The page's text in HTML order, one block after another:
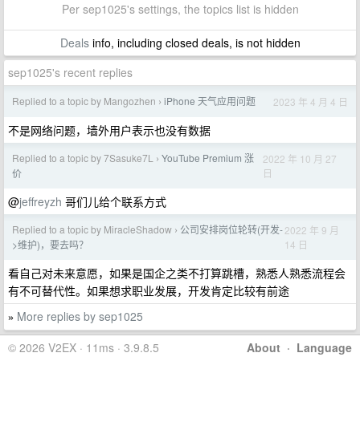
Per sep1025's settings, the topics list is hidden
Dealsinfo, including closed deals, is not hidden
sep1025's recent replies
Replied to a topic by Mangozhen › iPhone 天气应用问题 2023 年 4 月 4 日
不是网络问题，墙外用户表示也没有数据
Replied to a topic by 7Sasuke7L › YouTube Premium 涨
价
2022 年 10 月 27
日
@jeffreyzh 哥们儿给个联系方式
Replied to a topic by MiracleShadow › 公司安排岗位轮转(开发-
>维护)，要去吗？
2022 年 9 月
14 日
看自己对未来意愿，如果是国企之类不打算跳槽，熟悉人熟悉流程会
有不可替代性。如果想求职业发展，开发肯定比较有前途
» More replies by sep1025
About · Language
© 2026 V2EX · 11ms · 3.9.8.5